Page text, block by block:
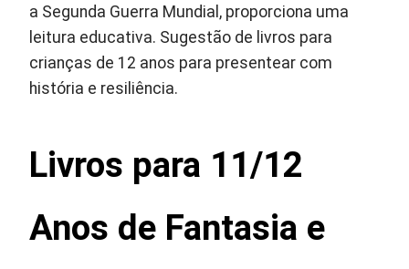
a Segunda Guerra Mundial, proporciona uma
leitura educativa. Sugestão de livros para
crianças de 12 anos para presentear com
história e resiliência.
Livros para 11/12
Anos de Fantasia e